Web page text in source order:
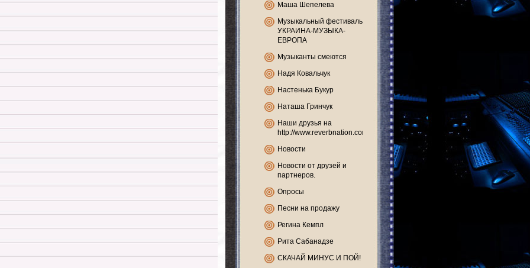
Маша Шепелева
Музыкальный фестиваль
УКРАИНА-МУЗЫКА-
ЕВРОПА
Музыканты смеются
Надя Ковальчук
Настенька Букур
Наташа Гринчук
Наши друзья на
http://www.reverbnation.com
Новости
Новости от друзей и
партнеров.
Опросы
Песни на продажу
Регина Кемпл
Рита Сабанадзе
СКАЧАЙ МИНУС И ПОЙ!